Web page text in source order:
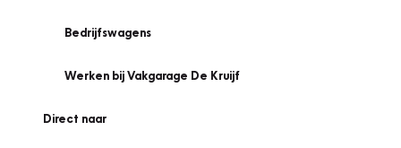
Bedrijfswagens
Werken bij Vakgarage De Kruijf
Direct naar